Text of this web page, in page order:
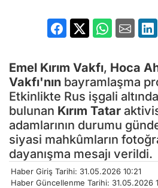
Emel Kırım Vakfı, Hoca
Vakfı'nın bayramlaşma
Etkinlikte Rus işgali
bulunan Kırım Tatar
adamlarının durumu
siyasi mahkûmların
dayanışma mesajı verildi.
Haber Giriş Tarihi: 31.05.2026 10:21
Haber Güncellenme Tarihi: 31.05.2026